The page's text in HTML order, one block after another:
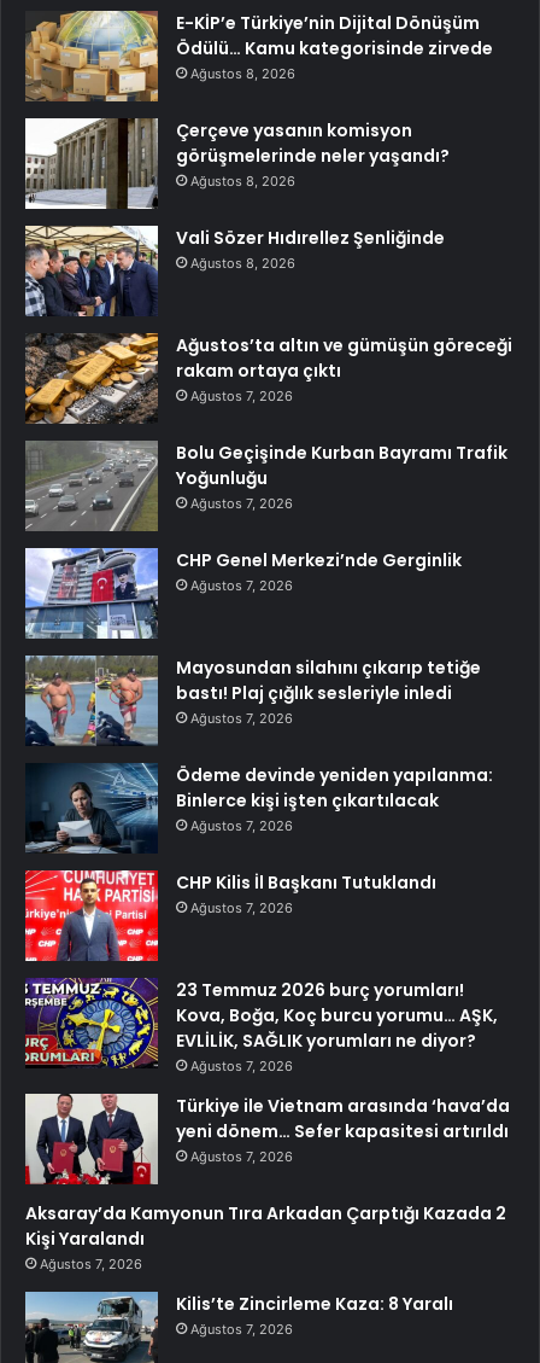
E-KİP’e Türkiye’nin Dijital Dönüşüm
Ödülü… Kamu kategorisinde zirvede
Ağustos 8, 2026
Çerçeve yasanın komisyon
görüşmelerinde neler yaşandı?
Ağustos 8, 2026
Vali Sözer Hıdırellez Şenliğinde
Ağustos 8, 2026
Ağustos’ta altın ve gümüşün göreceği
rakam ortaya çıktı
Ağustos 7, 2026
Bolu Geçişinde Kurban Bayramı Trafik
Yoğunluğu
Ağustos 7, 2026
CHP Genel Merkezi’nde Gerginlik
Ağustos 7, 2026
Mayosundan silahını çıkarıp tetiğe
bastı! Plaj çığlık sesleriyle inledi
Ağustos 7, 2026
Ödeme devinde yeniden yapılanma:
Binlerce kişi işten çıkartılacak
Ağustos 7, 2026
CHP Kilis İl Başkanı Tutuklandı
Ağustos 7, 2026
23 Temmuz 2026 burç yorumları!
Kova, Boğa, Koç burcu yorumu… AŞK,
EVLİLİK, SAĞLIK yorumları ne diyor?
Ağustos 7, 2026
Türkiye ile Vietnam arasında ‘hava’da
yeni dönem… Sefer kapasitesi artırıldı
Ağustos 7, 2026
Aksaray’da Kamyonun Tıra Arkadan Çarptığı Kazada 2
Kişi Yaralandı
Ağustos 7, 2026
Kilis’te Zincirleme Kaza: 8 Yaralı
Ağustos 7, 2026